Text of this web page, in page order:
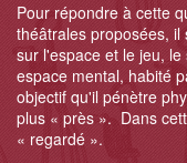
Pour répondre à cette
théâtrales proposées,
sur l'espace et le jeu,
espace mental, habité
objectif qu'il pénètre
plus « près ». Dans
« regardé ».